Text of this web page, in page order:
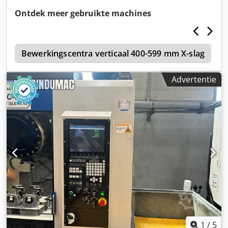
Ontdek meer gebruikte machines
Bewerkingscentra verticaal 400-599 mm X-slag
Advertentie
1 / 5